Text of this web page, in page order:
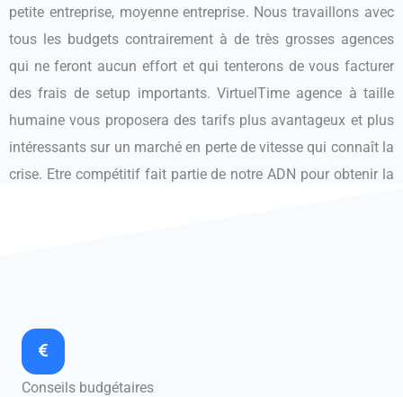
petite entreprise, moyenne entreprise. Nous travaillons avec
tous les budgets contrairement à de très grosses agences
qui ne feront aucun effort et qui tenterons de vous facturer
des frais de setup importants. VirtuelTime agence à taille
humaine vous proposera des tarifs plus avantageux et plus
intéressants sur un marché en perte de vitesse qui connaît la
crise. Etre compétitif fait partie de notre ADN pour obtenir la
Conseils budgétaires